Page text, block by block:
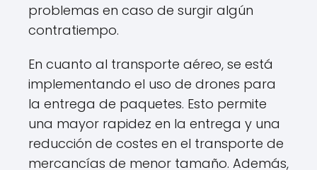
problemas en caso de surgir algún
contratiempo.
En cuanto al transporte aéreo, se está
implementando el uso de drones para
la entrega de paquetes. Esto permite
una mayor rapidez en la entrega y una
reducción de costes en el transporte de
mercancías de menor tamaño. Además,